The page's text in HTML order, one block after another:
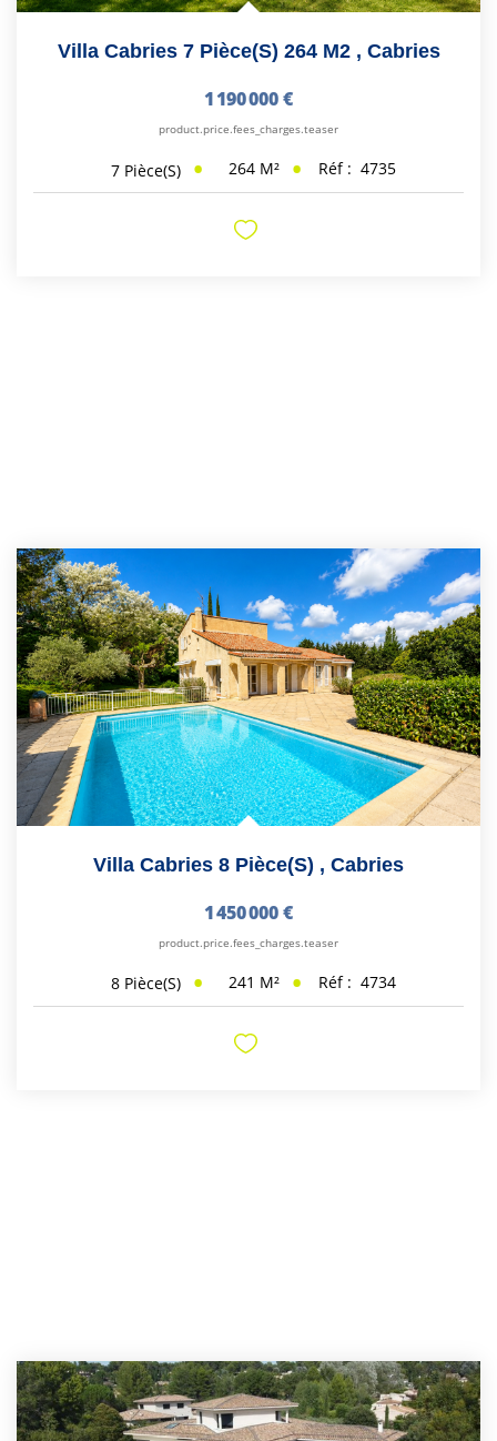
Villa Cabries 7 Pièce(s) 264 M2 , Cabries
1 190 000 €
product.price.fees_charges.teaser
7 Pièce(s) 264 M² Réf : 4735
Villa Cabries 8 Pièce(s) , Cabries
1 450 000 €
product.price.fees_charges.teaser
8 Pièce(s) 241 M² Réf : 4734